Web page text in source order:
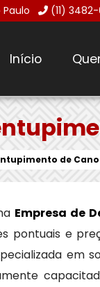
(11)
Início
de
Empresa de
pontuais e
em